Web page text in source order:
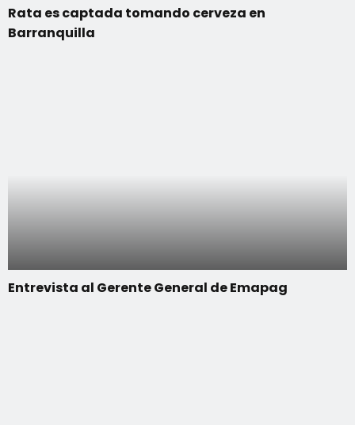
Rata es captada tomando cerveza en
Barranquilla
Entrevista al Gerente General de Emapag